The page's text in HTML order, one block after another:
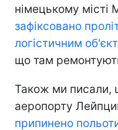
німецькому місті
зафіксовано
логістичним
що там
Також ми писали,
аеропорту
припинено